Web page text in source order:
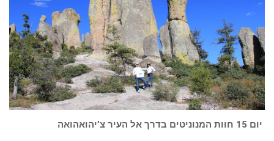
יום 15 חוות המנוניטים בדרך אל העיר צ’יהואהואה